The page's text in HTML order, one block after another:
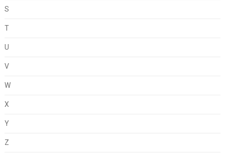
S
T
U
V
W
X
Y
Z